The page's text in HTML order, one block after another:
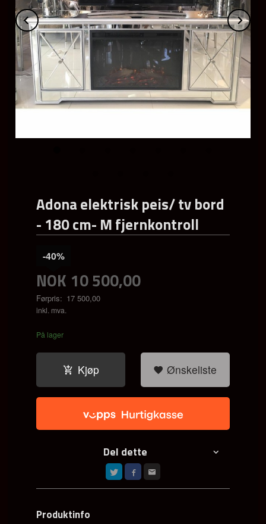
Prev
Adona elektrisk peis/ tv bord
- 180 cm- M fjernkontroll
NOK 10 500,00
Førpris: 17 500,00
Rabatt
-40%
inkl. mva.
På lager
Kjøp Ønskeliste
Del dette
Produktinfo